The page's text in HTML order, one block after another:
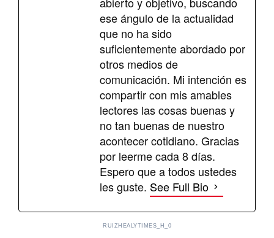
ese ángulo de la actualidad
que no ha sido
suficientemente abordado por
otros medios de
comunicación. Mi intención es
compartir con mis amables
lectores las cosas buenas y
no tan buenas de nuestro
acontecer cotidiano. Gracias
por leerme cada 8 días.
Espero que a todos ustedes
les guste. See Full Bio
RUIZHEALYTIMES_H_0